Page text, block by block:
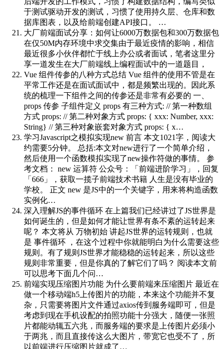
于测试驱动开发的测试，习惯了使用持久层、仓库和数
据库图表，以及给前端创建API接口。 …
大厂前端面试分享：如何让6000万数据包和300万数据包
在仅50M内存环境中求交集由于最近疫情的影响，相信
最近很多小伙伴都忙于线上办公或者面试，笔者这里分
享一道发生在大厂前端线上编程面试中的一道题目，
Vue 组件传参的八种方式总结 Vue 组件的使用不管是在
平常工作还是在面试面试中，都是频繁出现的。因此系
统的梳理一下组件之间的传参还是非常有必要的 一、
props 传参 子组件定义 props 有三种方式: // 第一种数组
方式 props: // 第二种对象方式 props: { xxx: Number, xxx:
String} // 第三种对象嵌套对象方式 props: { x…
学习Javascript之模拟实现new 前言 本文1021字，阅读大
约需要5分钟。 总括:本文对new进行了一个简单介绍，
然后使用一个函数模拟实现了new操作符做的事情。 参
考文档： new 运算符 公众号：「前端进阶学习」，回复
「666」，获取一揽子前端技术书籍 人生是没有毕业的
学校。 正文 new 是JS中的一个关键字，用来将构造函数
实例化…
深入理解JS的事件循环 在上篇我们已经讲过了JS世界是
如何诞生的，但是如何才能让世界有条不紊的运转起来
呢？ 本文将从 万物初始 讲起JS世界的运转规则，也就
是 事件循环 ，在这个过程中你就能明白为什么需要这些
规则。有了规则JS世界才能稳稳的运转起来，所以这些
规则非常重要，但是你真的了解它们了吗？ 阅读本文前
可以思考下面几个问…
前端实现压缩图片功能 为什么要前端来压缩图片 最近在
做一个移动端h5上传图片的功能，本来这个功能并不复
杂，只需要将图片文件通过axios传到服务端即可，但是
考虑到现在手机设配的拍照功能十分强大，随便一张照
片都能动辄五六兆，而服务端的要求是上传图片必须小
于两兆，而且直接传这么大图片，带宽它也受不了，所
以前端进行压缩图片就成了…